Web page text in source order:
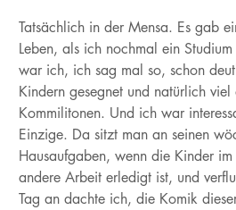
Tatsächlich in der Mensa. Es gab
Leben, als ich nochmal ein
war ich, ich sag mal so, schon
Kindern gesegnet und natürlich
Kommilitonen. Und ich war
Einzige. Da sitzt man an seinen
Hausaufgaben, wenn die Kinder
andere Arbeit erledigt ist, und
Tag an dachte ich, die Komik